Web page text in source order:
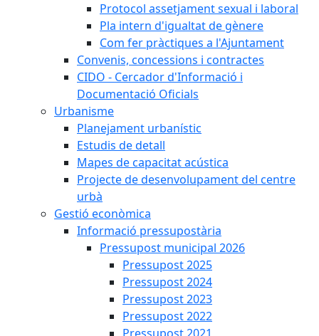
Protocol assetjament sexual i laboral
Pla intern d'igualtat de gènere
Com fer pràctiques a l'Ajuntament
Convenis, concessions i contractes
CIDO - Cercador d'Informació i
Documentació Oficials
Urbanisme
Planejament urbanístic
Estudis de detall
Mapes de capacitat acústica
Projecte de desenvolupament del centre
urbà
Gestió econòmica
Informació pressupostària
Pressupost municipal 2026
Pressupost 2025
Pressupost 2024
Pressupost 2023
Pressupost 2022